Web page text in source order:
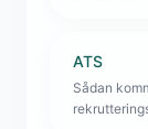
ATS
Sådan